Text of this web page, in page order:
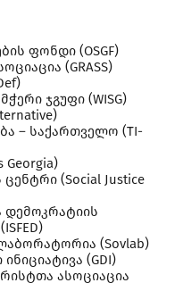
ფონდი (OSGF)
(GRASS)
ჯგუფი (WISG)
– საქართველო (TI-
(Social Justice
დემოკრატიის
(Sovlab)
(GDI)
ასოციაცია